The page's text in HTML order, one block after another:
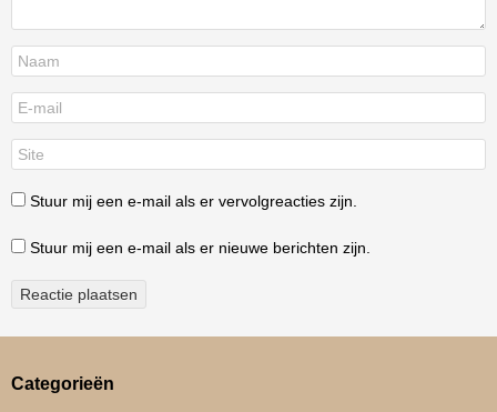
Stuur mij een e-mail als er vervolgreacties zijn.
Stuur mij een e-mail als er nieuwe berichten zijn.
Categorieën